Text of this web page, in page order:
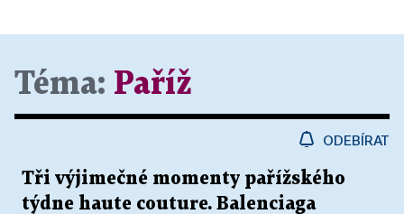
Téma: Paříž
ODEBÍRAT
Tři výjimečné momenty pařížského
týdne haute couture. Balenciaga